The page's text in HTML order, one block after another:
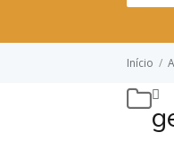
Início /